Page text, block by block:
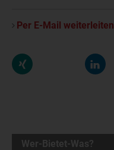
Per E-Mail weiterleiten
Wer-Bietet-Was?